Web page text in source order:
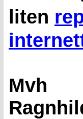
liten
Mvh